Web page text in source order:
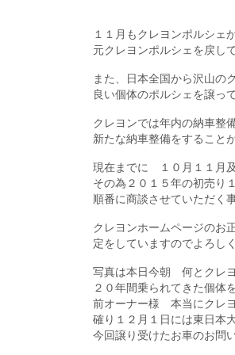
１１月もクレヨンポルシェ
元クレヨンポルシェを戻し
また、日本全国から沢山の
良い個体のポルシェを譲っ
クレヨンでは年内の納車
新たな納車整備をすること
現在までに １０月１１月
その為２０１５年の初売り
順番に商談させていただく
クレヨンホームページのお
定をしていますのでよろし
写真は本日今朝 何とクレ
２０年間乗られてきた個体
前オーナー様 本当にクレ
確り１２月１日には東日本
今回譲り受けたお車のお問